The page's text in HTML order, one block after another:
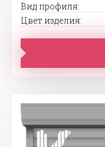
Вид профиля:
Цвет изделия: